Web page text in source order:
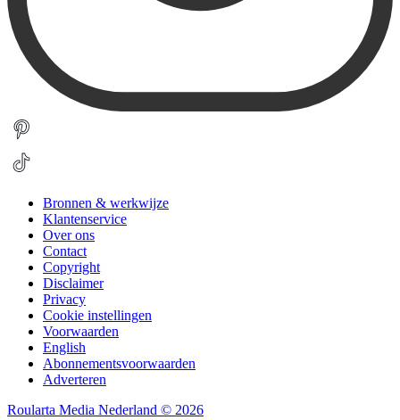
Bronnen & werkwijze
Klantenservice
Over ons
Contact
Copyright
Disclaimer
Privacy
Cookie instellingen
Voorwaarden
English
Abonnementsvoorwaarden
Adverteren
Roularta Media Nederland © 2026